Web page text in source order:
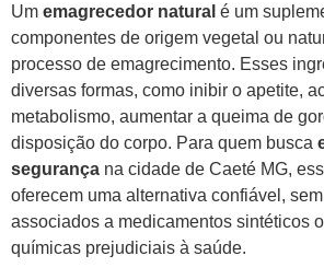
Um emagrecedor natural é um
componentes de origem vegetal ou
processo de emagrecimento. Esses
diversas formas, como inibir o apetite,
metabolismo, aumentar a queima de
disposição do corpo. Para quem busca
segurança na cidade de Caeté MG,
oferecem uma alternativa confiável,
associados a medicamentos sintéticos
químicas prejudiciais à saúde.